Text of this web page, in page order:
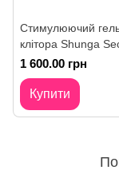
Стимулюючий
клітора Shunga
Garden
1 600.00 грн
Купити